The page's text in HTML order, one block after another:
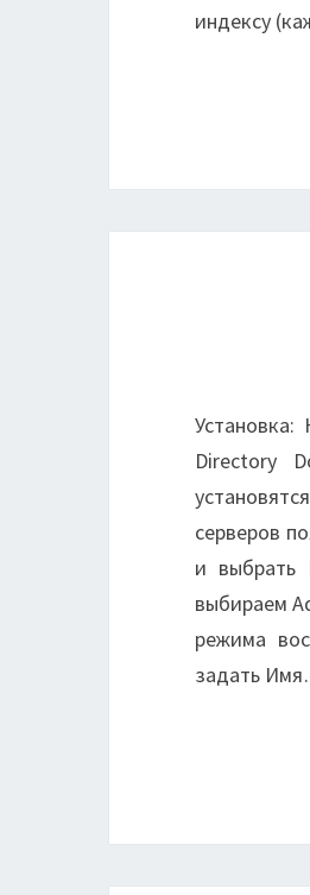
индексу
Directory
серверов
и выбрать
выбираем
режима
задать